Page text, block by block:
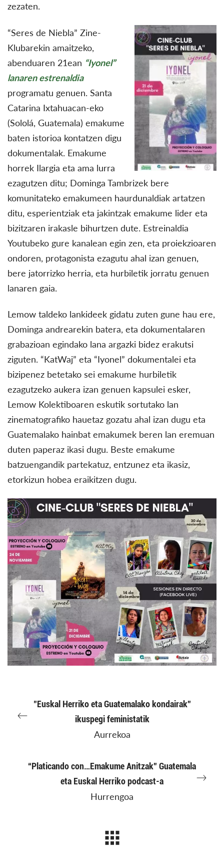
zezaten.
“Seres de Niebla” Zine-
Klubarekin amaitzeko,
abenduaren 21ean “Iyonel”
lanaren estrenaldia
programatu genuen. Santa
Catarina Ixtahuacan-eko
(Sololá, Guatemala) emakume
baten istorioa kontatzen digu
dokumentalak. Emakume
horrek Ilargia eta ama lurra
ezagutzen ditu; Dominga Tambrizek bere
komunitateko emakumeen haurdunaldiak artatzen
ditu, esperientziak eta jakintzak emakume lider eta
bizitzaren irakasle bihurtzen dute. Estreinaldia
Youtubeko gure kanalean egin zen, eta proiekzioaren
ondoren, protagonista ezagutu ahal izan genuen,
bere jatorrizko herria, eta hurbiletik jorratu genuen
lanaren gaia.
Lemow taldeko lankideek gidatu zuten gune hau ere,
Dominga andrearekin batera, eta dokumentalaren
grabazioan egindako lana argazki bidez erakutsi
ziguten. “KatWaj” eta “Iyonel” dokumentalei eta
bizipenez betetako sei emakume hurbiletik
ezagutzeko aukera izan genuen kapsulei esker,
Lemow Kolektiboaren eskutik sortutako lan
zinematografiko hauetaz gozatu ahal izan dugu eta
Guatemalako hainbat emakumek beren lan eremuan
duten paperaz ikasi dugu. Beste emakume
batzuengandik partekatuz, entzunez eta ikasiz,
etorkizun hobea eraikitzen dugu.
"Euskal Herriko eta Guatemalako kondairak”
ikuspegi feministatik
Aurrekoa
“Platicando con…Emakume Anitzak” Guatemala
eta Euskal Herriko podcast-a
Hurrengoa